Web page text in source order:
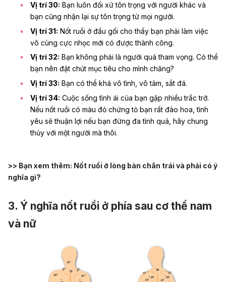
Vị trí 30: Bạn luôn đối xử tôn trọng với người khác và
bạn cũng nhận lại sự tôn trọng từ mọi người.
Vị trí 31: Nốt ruồi ở đầu gối cho thấy bạn phải làm việc
vô cùng cực nhọc mới có được thành công.
Vị trí 32: Bạn không phải là người quá tham vọng. Có thể
bạn nên đặt chút mục tiêu cho mình chăng?
Vị trí 33: Bạn có thể khá vô tình, vô tâm, sắt đá.
Vị trí 34: Cuộc sống tình ái của bạn gặp nhiều trắc trở.
Nếu nốt ruồi có màu đỏ chứng tỏ bạn rất đào hoa, tình
yêu sẽ thuận lợi nếu bạn đừng đa tình quá, hãy chung
thủy với một người mà thôi.
>> Bạn xem thêm: Nốt ruồi ở lòng bàn chân trái và phải có ý
nghĩa gì?
3. Ý nghĩa nốt ruồi ở phía sau cơ thể nam
và nữ